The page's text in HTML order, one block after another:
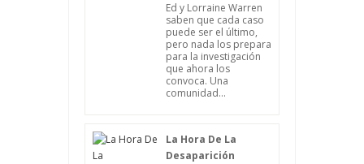
Ed y Lorraine Warren
saben que cada caso
puede ser el último,
pero nada los prepara
para la investigación
que ahora los
convoca. Una
comunidad...
La Hora De La
Desaparición